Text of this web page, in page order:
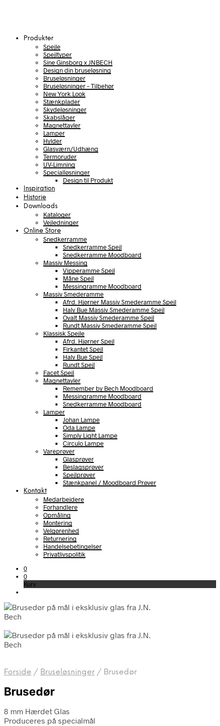
Produkter
Spejle
Spejltyper
Sine Ginsborg x JNBECH
Design din bruseløsning
Bruseløsninger
Bruseløsninger – Tilbehør
New York Look
Stænkplader
Skydeløsninger
Skabslåger
Magnettavler
Lamper
Hylder
Glasværn/Udhæng
Termoruder
UV-Limning
Specialløsninger
Design til Produkt
Inspiration
Historie
Downloads
Kataloger
Vejledninger
Online Store
Snedkerramme
Snedkerramme Spejl
Snedkerramme Moodboard
Massiv Messing
Vipperamme Spejl
Måne Spejl
Messingramme Moodboard
Massiv Smederamme
Afrd. Hjørner Massiv Smederamme Spejl
Halv Bue Massiv Smederamme Spejl
Ovalt Massiv Smederamme Spejl
Rundt Massiv Smederamme Spejl
Klassisk Spejle
Afrd. Hjørner Spejl
Firkantet Spejl
Halv Bue Spejl
Rundt Spejl
Facet Spejl
Magnettavler
Remember by Bech Moodboard
Messingramme Moodboard
Snedkerramme Moodboard
Lamper
Johan Lampe
Oda Lampe
Simply Light Lampe
Circulo Lampe
Vareprøver
Glasprøver
Beslagsprøver
Spejlprøver
Stænkpanel / Moodboard Prøver
Kontakt
Medarbejdere
Forhandlere
Opmåling
Montering
Velgørenhed
Returnering
Handelsebetingelser
Privatlivspolitik
0
0
Kurv
Forside / Bruseløsninger / Brusedør
Brusedør
8 mm Hærdet Glas
Produceres på specialmål